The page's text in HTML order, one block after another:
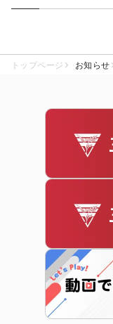
トップページ お知らせ